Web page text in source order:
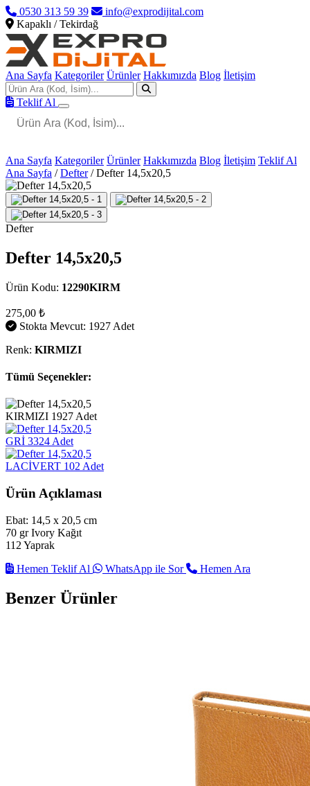
0530 313 59 39
info@exprodijital.com
Kapaklı / Tekirdağ
Ana Sayfa Kategoriler Ürünler Hakkımızda Blog İletişim
Teklif Al
Ana Sayfa Kategoriler Ürünler Hakkımızda Blog İletişim Teklif Al
Ana Sayfa / Defter / Defter 14,5x20,5
Defter
Defter 14,5x20,5
Ürün Kodu: 12290KIRM
275,00 ₺
Stokta Mevcut: 1927 Adet
Renk: KIRMIZI
Tümü Seçenekler:
KIRMIZI 1927 Adet
GRİ 3324 Adet
LACİVERT 102 Adet
Ürün Açıklaması
Ebat: 14,5 x 20,5 cm
70 gr Ivory Kağıt
112 Yaprak
Hemen Teklif Al
WhatsApp ile Sor Hemen Ara
Benzer Ürünler